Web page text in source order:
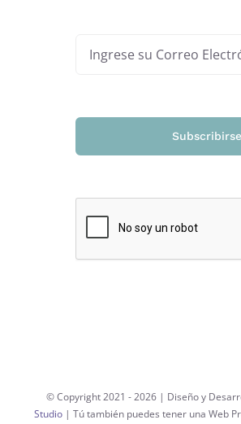
Subscribirse
© Copyright 2021 -2026 | Diseño y
Studio | Tú también puedes tener una Web